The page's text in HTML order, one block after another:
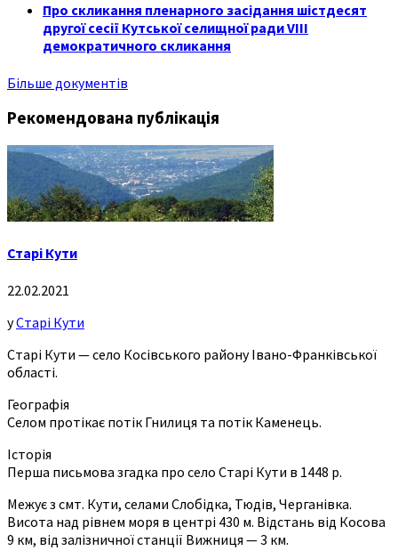
Про скликання пленарного засідання шістдесят
другої сесії Кутської селищної ради VIII
демократичного скликання
Більше документів
Рекомендована публікація
Старі Кути
22.02.2021
уСтарі Кути
Старі Кути — село Косівського району Івано-Франківської
області.
Географія
Селом протікає потік Гнилиця та потік Каменець.
Історія
Перша письмова згадка про село Старі Кути в 1448 р.
Межує з смт. Кути, селами Слобідка, Тюдів, Черганівка.
Висота над рівнем моря в центрі 430 м. Відстань від Косова
9 км, від залізничної станції Вижниця — 3 км.